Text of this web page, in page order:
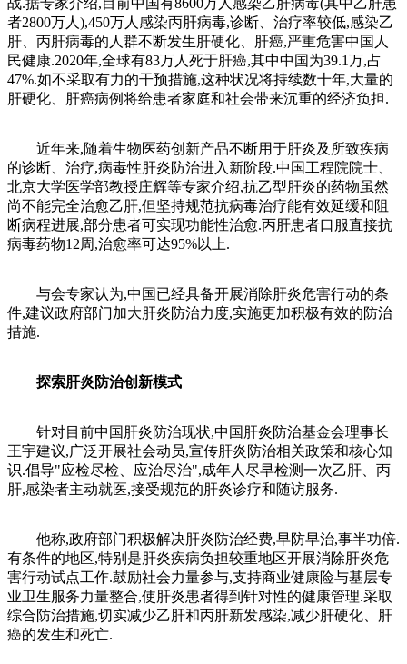
者2800万人),450万人感染丙肝病毒,诊断、治疗率较低,感染乙
肝、丙肝病毒的人群不断发生肝硬化、肝癌,严重危害中国人
民健康.2020年,全球有83万人死于肝癌,其中中国为39.1万,占
47%.如不采取有力的干预措施,这种状况将持续数十年,大量的
肝硬化、肝癌病例将给患者家庭和社会带来沉重的经济负担.
近年来,随着生物医药创新产品不断用于肝炎及所致疾病
的诊断、治疗,病毒性肝炎防治进入新阶段.中国工程院院士、
北京大学医学部教授庄辉等专家介绍,抗乙型肝炎的药物虽然
尚不能完全治愈乙肝,但坚持规范抗病毒治疗能有效延缓和阻
断病程进展,部分患者可实现功能性治愈.丙肝患者口服直接抗
病毒药物12周,治愈率可达95%以上.
与会专家认为,中国已经具备开展消除肝炎危害行动的条
件,建议政府部门加大肝炎防治力度,实施更加积极有效的防治
措施.
探索肝炎防治创新模式
针对目前中国肝炎防治现状,中国肝炎防治基金会理事长
王宇建议,广泛开展社会动员,宣传肝炎防治相关政策和核心知
识.倡导"应检尽检、应治尽治",成年人尽早检测一次乙肝、丙
肝,感染者主动就医,接受规范的肝炎诊疗和随访服务.
他称,政府部门积极解决肝炎防治经费,早防早治,事半功倍.
有条件的地区,特别是肝炎疾病负担较重地区开展消除肝炎危
害行动试点工作.鼓励社会力量参与,支持商业健康险与基层专
业卫生服务力量整合,使肝炎患者得到针对性的健康管理.采取
综合防治措施,切实减少乙肝和丙肝新发感染,减少肝硬化、肝
癌的发生和死亡.